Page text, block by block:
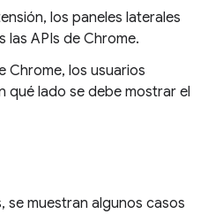
los paneles laterales
las APIs de Chrome.
Chrome, los usuarios
qué lado se debe mostrar el
se muestran algunos casos